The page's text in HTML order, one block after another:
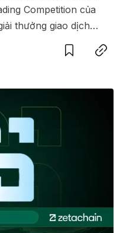
Competition của
thưởng giao dịch
SaveCopy link